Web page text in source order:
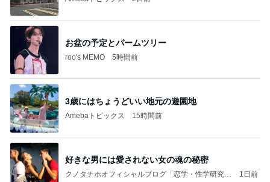
お盆の予定とパームツリー
roo's MEMO 5時間前
3歳にはちょうどいい地元の遊園地
Amebaトピックス 15時間前
好きな男には愛されない女の魂の秘密
クノタチホオフィシャルブログ「恋学・性学研究
1日前